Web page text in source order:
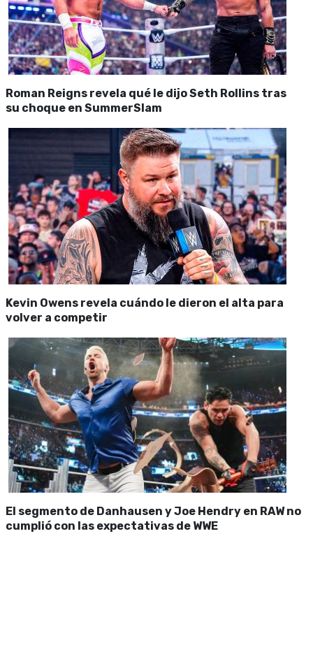
Roman Reigns revela qué le dijo Seth Rollins tras
su choque en SummerSlam
Kevin Owens revela cuándo le dieron el alta para
volver a competir
El segmento de Danhausen y Joe Hendry en RAW no
cumplió con las expectativas de WWE